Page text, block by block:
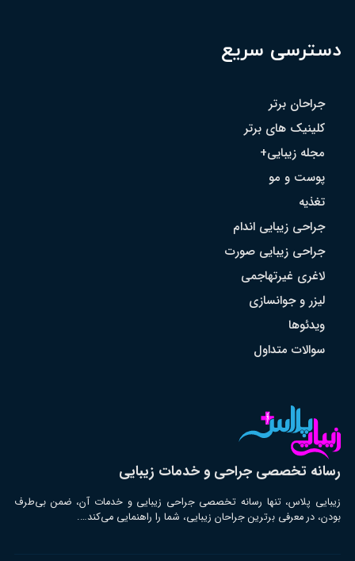
دسترسی سریع
جراحان برتر
کلینیک های برتر
مجله زیبایی+
پوست و مو
تغذیه
جراحی زیبایی اندام
جراحی زیبایی صورت
لاغری غیرتهاجمی
لیزر و جوانسازی
ویدئوها
سوالات متداول
رسانه تخصصی جراحی و خدمات زیبایی
زیبایی پلاس، تنها رسانه تخصصی جراحی زیبایی و خدمات آن، ضمن بی‌طرف
بودن، در معرفی برترین جراحان زیبایی، شما را راهنمایی می‌کند….